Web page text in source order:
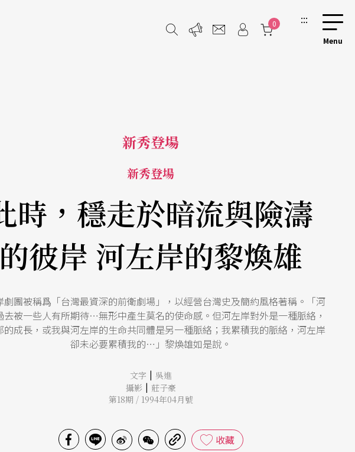
0 :::
新秀登場
新秀登場
時，穩走於暗流與險濤
的彼岸 河左岸的黎煥雄
劇團被稱爲「台灣最資深的前衛劇場」，以經營台灣史及簡約風格著稱。「河
去被一些人有所期待…無形中產生莫名的使命感。但河左岸對外是一種脈絡，
的成長，或我與河左岸的生命共同體是另一種脈絡；我累積我的脈絡，河左岸
卻未必要累積我的…」黎煥雄如是說。
文字 | 吳進
攝影 | 莊子豪
第18期 / 1994年04月號
收藏